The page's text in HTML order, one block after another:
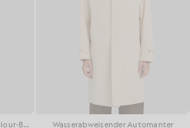
Wasserabweisende Jacke im Colour-Block-Design Wasserabweisender Automanter